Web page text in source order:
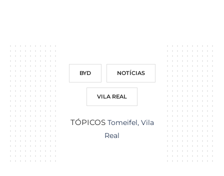
BYD NOTÍCIAS
VILA REAL
TÓPICOS Tomeifel, Vila
Real